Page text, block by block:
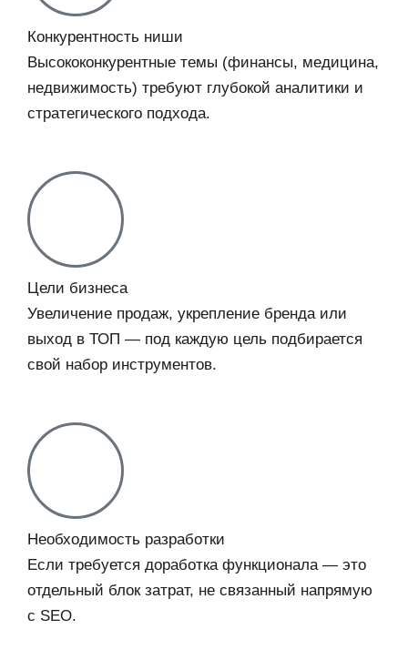
Конкурентность ниши
Высококонкурентные темы (финансы, медицина,
недвижимость) требуют глубокой аналитики и
стратегического подхода.
Цели бизнеса
Увеличение продаж, укрепление бренда или
выход в ТОП — под каждую цель подбирается
свой набор инструментов.
Необходимость разработки
Если требуется доработка функционала — это
отдельный блок затрат, не связанный напрямую
с SEO.